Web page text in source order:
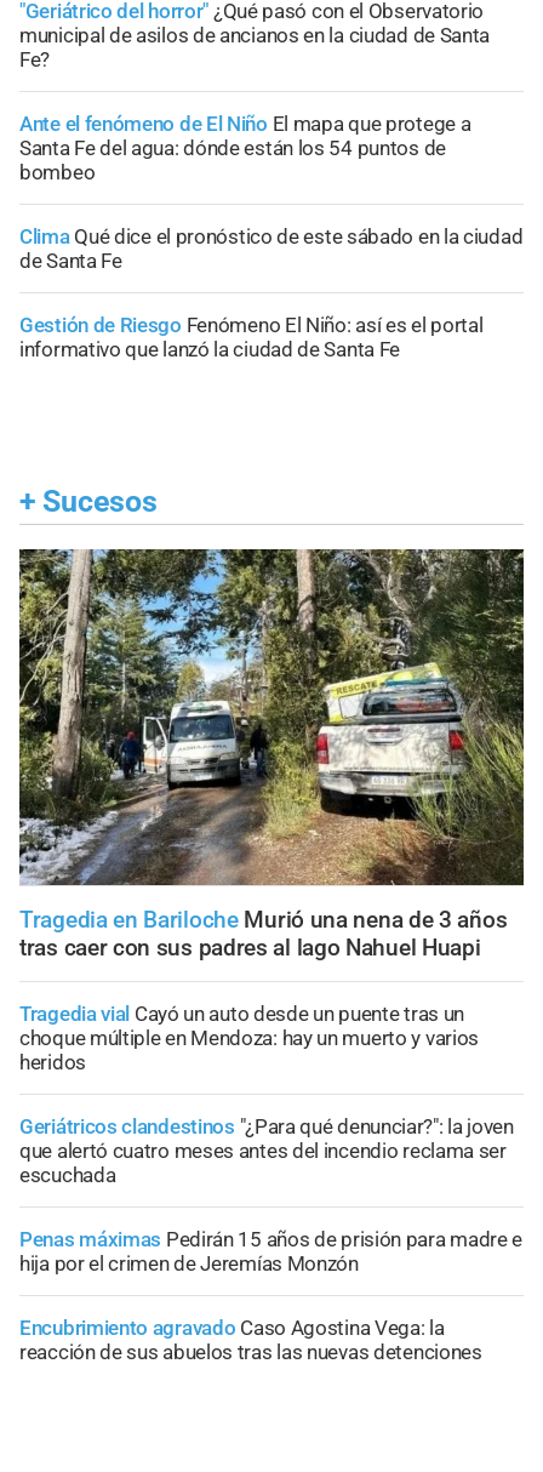
"Geriátrico del horror" ¿Qué pasó con el Observatorio
municipal de asilos de ancianos en la ciudad de Santa
Fe?
Ante el fenómeno de El Niño El mapa que protege a
Santa Fe del agua: dónde están los 54 puntos de
bombeo
Clima Qué dice el pronóstico de este sábado en la ciudad
de Santa Fe
Gestión de Riesgo Fenómeno El Niño: así es el portal
informativo que lanzó la ciudad de Santa Fe
+ Sucesos
Tragedia en Bariloche Murió una nena de 3 años
tras caer con sus padres al lago Nahuel Huapi
Tragedia vial Cayó un auto desde un puente tras un
choque múltiple en Mendoza: hay un muerto y varios
heridos
Geriátricos clandestinos "¿Para qué denunciar?": la joven
que alertó cuatro meses antes del incendio reclama ser
escuchada
Penas máximas Pedirán 15 años de prisión para madre e
hija por el crimen de Jeremías Monzón
Encubrimiento agravado Caso Agostina Vega: la
reacción de sus abuelos tras las nuevas detenciones